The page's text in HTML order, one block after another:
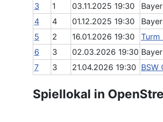
3
1 03.11.2025 19:30
4
4 01.12.2025 19:30
5
2 16.01.2026 19:30 Turm
6
3 02.03.2026 19:30
7
3 21.04.2026 19:30 BSW
Spiellokal in